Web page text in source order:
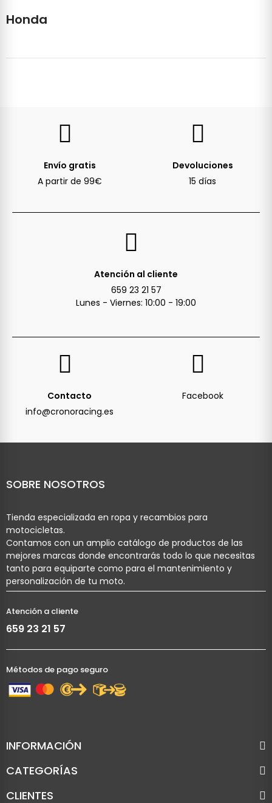
Honda
Envío gratis
A partir de 99€
Devoluciones
15 días
Atención al cliente
659 23 21 57
Lunes - Viernes: 10:00 - 19:00
Contacto
info@cronoracing.es
Facebook
SOBRE NOSOTROS
Tienda especializada en ropa y recambios para
motocicletas.
Contamos con un amplio catálogo de productos de las
mejores marcas donde encontrarás todo lo que necesitas
tanto para equiparte como para el mantenimiento y
personalización de tu moto.
Atención a cliente
659 23 21 57
Métodos de pago seguro
INFORMACIÓN
CATEGORÍAS
CLIENTES